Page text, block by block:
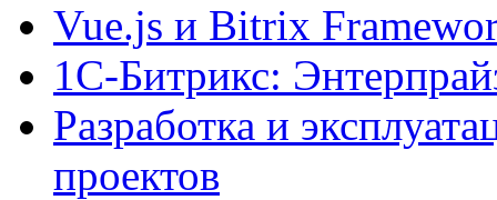
Vue.js и Bitrix
1С-Битрикс:
Разработка и
проектов